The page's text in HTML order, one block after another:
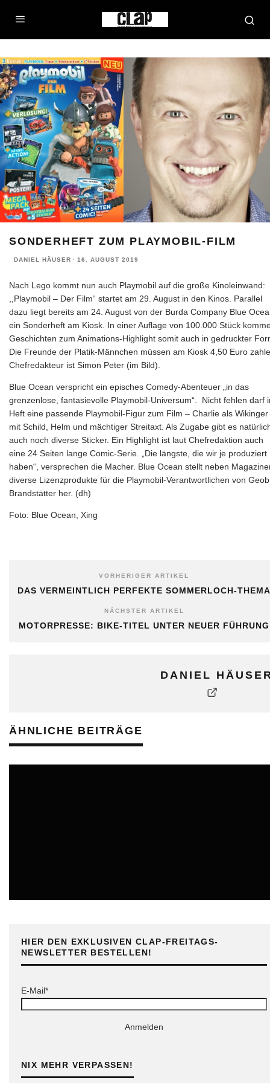
SONDERHEFT ZUM PLAYMOBIL-FILM
DANIEL HÄUSER · 16. AUGUST 2019
Nach Lego kommt nun auch Playmobil auf die große Kinoleinwand:
,,Playmobil – Der Film“ startet am 29. August in den Kinos. Parallel
dazu liegt bereits am 24. August von der Burda Company Blue
ein Sonderheft am Kiosk. In einer Auflage von 100.000 Stück
Geschichten zum Animations-Highlight somit auch in gedruckter
Die Freunde der Platik-Männchen müssen am Kiosk 4,50 Euro
Chefredakteur ist Simon Peter (im Bild).
Blue Ocean verspricht ein episches Comedy-Abenteuer „in das
grenzenlose, fantasievolle Playmobil-Universum“. Nicht fehlen darf
Heft eine passende Playmobil-Figur zum Film – Charlie als Wikinger
mit Schild, Helm und mächtiger Streitaxt. Als Zugabe gibt es
auch noch diverse Sticker. Ein Highlight ist laut Chefredaktion auch
eine 24 Seiten lange Comic-Serie. „Die längste, die wir je produziert
haben“, versprechen die Macher. Blue Ocean stellt neben
diverse Lizenzprodukte für die Playmobil-Verantwortlichen von
Brandstätter her. (dh)
Foto: Blue Ocean, Xing
VORHERIGER ARTIKEL
DAS VERMEINTLICH PERFEKTE SOMMERLOCH-THEMA
NÄCHSTER ARTIKEL
MOTORPRESSE: BIKE-TITEL UNTER NEUER FÜHRUNG
DANIEL
ÄHNLICHE BEITRÄGE
HIER DEN EXKLUSIVEN CLAP-FREITAGS-
NEWSLETTER BESTELLEN!
E-Mail*
Anmelden
NIX MEHR VERPASSEN!